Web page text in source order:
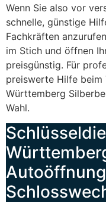
Wenn Sie also vor
schnelle, günstige
Fachkräften
im Stich und öffnen
preisgünstig. Für
preiswerte Hilfe beim
Württemberg
Wahl.